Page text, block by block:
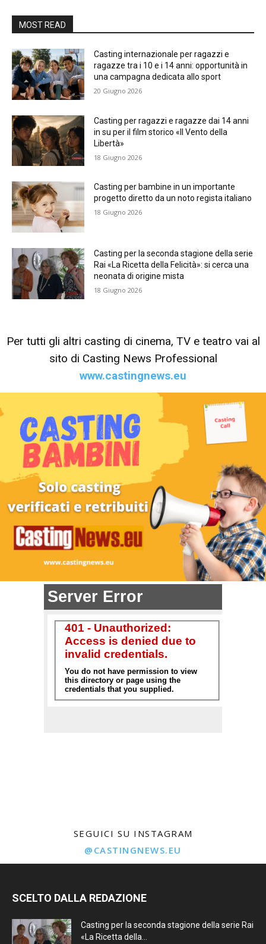
MOST READ
Casting internazionale per ragazzi e
ragazze tra i 10 e i 14 anni: opportunità in
una campagna dedicata allo sport
20 Giugno 2026
Casting per ragazzi e ragazze dai 14 anni
in su per il film storico «Il Vento della
Libertà»
18 Giugno 2026
Casting per bambine in un importante
progetto diretto da un noto regista italiano
18 Giugno 2026
Casting per la seconda stagione della serie
Rai «La Ricetta della Felicità»: si cerca una
neonata di origine mista
18 Giugno 2026
Per tutti gli altri casting di cinema, TV e teatro vai al
sito di Casting News Professional
www.castingnews.eu
SEGUICI SU INSTAGRAM
@CASTINGNEWS.EU
SCELTO DALLA REDAZIONE
Casting per la seconda stagione della serie Rai
«La Ricetta della...